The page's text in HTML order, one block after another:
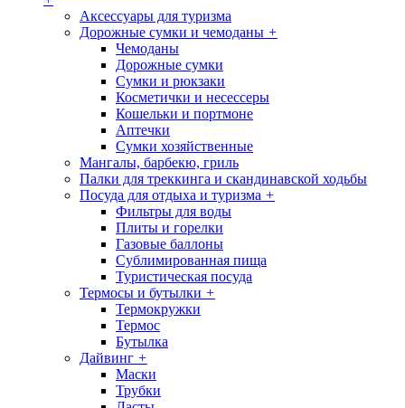
Аксессуары для туризма
Дорожные сумки и чемоданы +
Чемоданы
Дорожные сумки
Сумки и рюкзаки
Косметички и несессеры
Кошельки и портмоне
Аптечки
Сумки хозяйственные
Мангалы, барбекю, гриль
Палки для треккинга и скандинавской ходьбы
Посуда для отдыха и туризма +
Фильтры для воды
Плиты и горелки
Газовые баллоны
Сублимированная пища
Туристическая посуда
Термосы и бутылки +
Термокружки
Термос
Бутылка
Дайвинг +
Маски
Трубки